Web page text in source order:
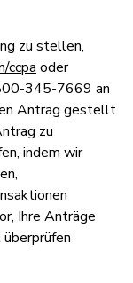
zu stellen,
ccpa oder
345-7669 an
Antrag gestellt
zu
indem wir
Ihre Anträge